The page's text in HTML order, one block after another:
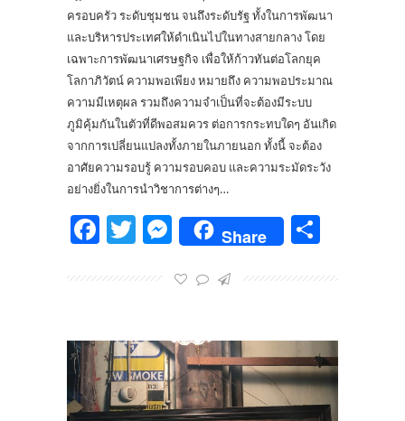
ครอบครัว ระดับชุมชน จนถึงระดับรัฐ ทั้งในการพัฒนา
และบริหารประเทศให้ดำเนินไปในทางสายกลาง โดย
เฉพาะการพัฒนาเศรษฐกิจ เพื่อให้ก้าวทันต่อโลกยุค
โลกาภิวัตน์ ความพอเพียง หมายถึง ความพอประมาณ
ความมีเหตุผล รวมถึงความจำเป็นที่จะต้องมีระบบ
ภูมิคุ้มกันในตัวที่ดีพอสมควร ต่อการกระทบใดๆ อันเกิด
จากการเปลี่ยนแปลงทั้งภายในภายนอก ทั้งนี้ จะต้อง
อาศัยความรอบรู้ ความรอบคอบ และความระมัดระวัง
อย่างยิ่งในการนำวิชาการต่างๆ…
Facebook
Twitter
Messenger
Share